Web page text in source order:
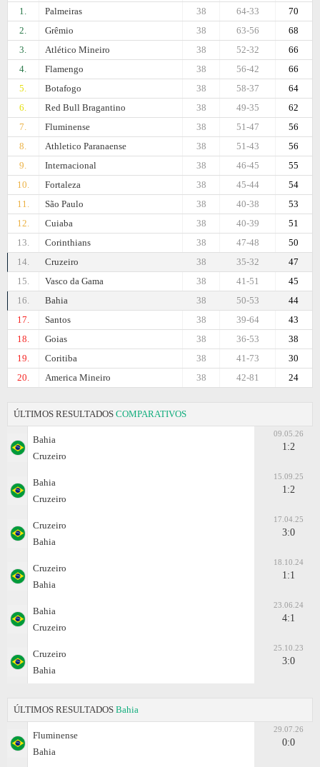
1. Palmeiras 70
64-33
38
2.
Grêmio 68
63-56
38
3.
Atlético Mineiro 66
52-32
38
4.
Flamengo 66
56-42
38
5.
Botafogo 64
58-37
38
6.
Red Bull Bragantino 62
49-35
38
7.
Fluminense 56
51-47
38
8.
Athletico Paranaense 56
51-43
38
9.
Internacional 55
46-45
38
10.
Fortaleza 54
45-44
38
11.
São Paulo 53
40-38
38
12.
Cuiaba 51
40-39
38
13.
Corinthians 50
47-48
38
14.
Cruzeiro 47
35-32
38
15.
Vasco da Gama 45
41-51
38
16.
Bahia 44
50-53
38
17.
Santos 43
39-64
38
18.
Goias 38
36-53
38
19.
Coritiba 30
41-73
38
20.
Amеrica Mineiro 24
42-81
38
ÚLTIMOS RESULTADOS COMPARATIVOS
Bahia
Cruzeiro
09.05.26
1:2
Bahia
Cruzeiro
15.09.25
1:2
Cruzeiro
Bahia
17.04.25
3:0
Cruzeiro
Bahia
18.10.24
1:1
Bahia
Cruzeiro
23.06.24
4:1
Cruzeiro
Bahia
25.10.23
3:0
ÚLTIMOS RESULTADOS Bahia
Fluminense
Bahia
29.07.26
0:0